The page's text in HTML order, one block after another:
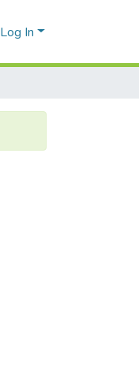
Log In